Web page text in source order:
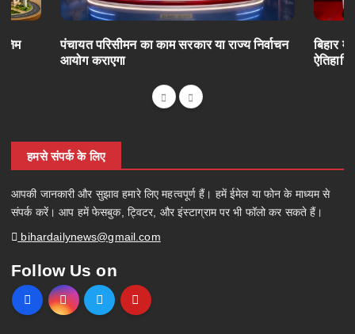
पंचायत परिसीमन का काम सरकार या राज्य निर्वाचन
आयोग कराएगा
बिहार
हमसे संपर्क के लिए
आपकी जानकारी और सुझाव हमारे लिए महत्वपूर्ण हैं। हमें ईमेल या फोन के माध्यम से
संपर्क करें। आप हमें फेसबुक, ट्विटर, और इंस्टाग्राम पर भी फॉलो कर सकते हैं।
bihardailynews@gmail.com
Follow Us on